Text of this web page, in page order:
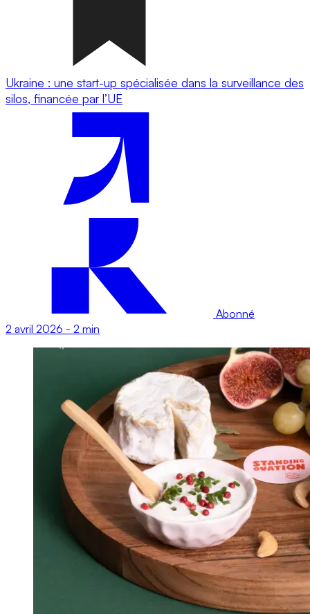
Ukraine : une start-up spécialisée dans la surveillance des
silos, financée par l’UE
Abonné
2 avril 2026 - 2 min